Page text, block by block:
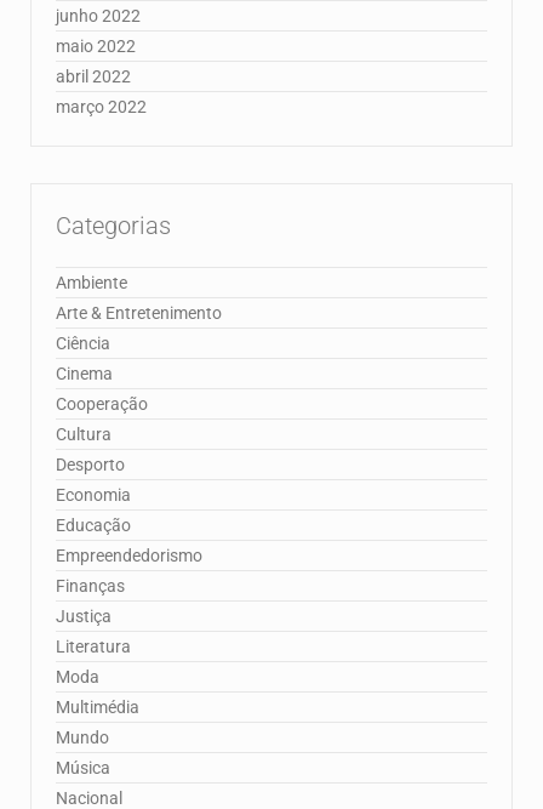
junho 2022
maio 2022
abril 2022
março 2022
Categorias
Ambiente
Arte & Entretenimento
Ciência
Cinema
Cooperação
Cultura
Desporto
Economia
Educação
Empreendedorismo
Finanças
Justiça
Literatura
Moda
Multimédia
Mundo
Música
Nacional